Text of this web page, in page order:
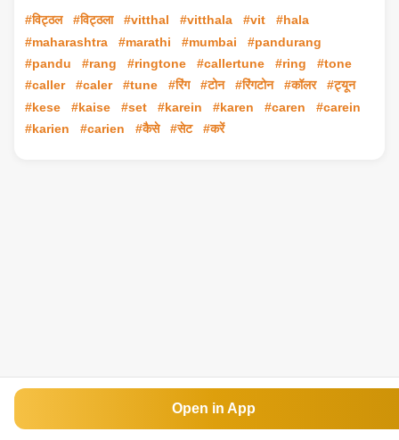
#विट्ठल
#विट्ठला #vitthal #vitthala #vit
#hala
#maharashtra
#marathi #mumbai
#pandurang
#pandu
#rang #ringtone #callertune #ring
#tone
#caller
#caler #tune #रिंग #टोन #रिंगटोन #कॉलर
#ट्यून
#kese
#kaise #set #karein #karen #caren
#carein
#karien
#carien #कैसे #सेट #करें
Open in App